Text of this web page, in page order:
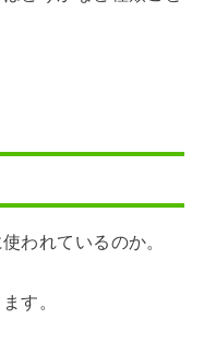
われているのか。
す。